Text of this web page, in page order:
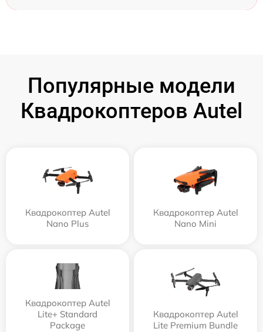
Популярные модели
Квадрокоптеров Autel
Квадрокоптер Autel
Nano Plus
Квадрокоптер Autel
Nano Mini
Квадрокоптер Autel
Lite+ Standard
Package
Квадрокоптер Autel
Lite Premium Bundle